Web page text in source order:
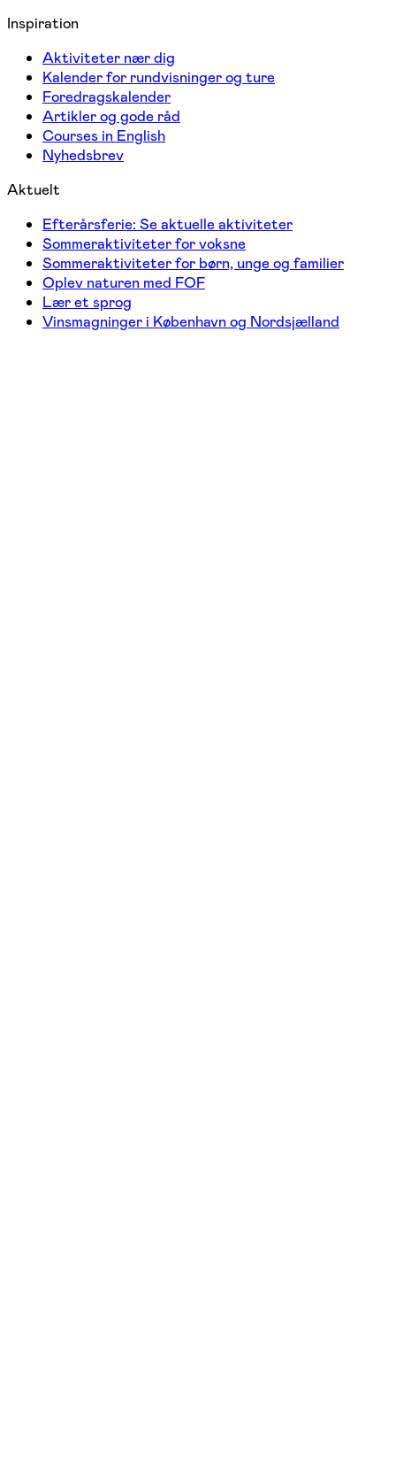
Inspiration
Aktiviteter nær dig
Kalender for rundvisninger og ture
Foredragskalender
Artikler og gode råd
Courses in English
Nyhedsbrev
Aktuelt
Efterårsferie: Se aktuelle aktiviteter
Sommeraktiviteter for voksne
Sommeraktiviteter for børn, unge og familier
Oplev naturen med FOF
Lær et sprog
Vinsmagninger i København og Nordsjælland